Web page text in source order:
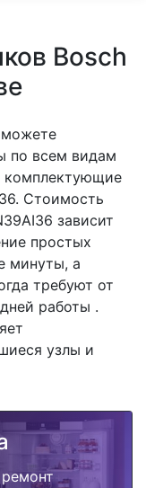
Bosch
по всем видам
комплектующие
Стоимость
зависит
простых
минуты, а
требуют от
работы .
узлы и